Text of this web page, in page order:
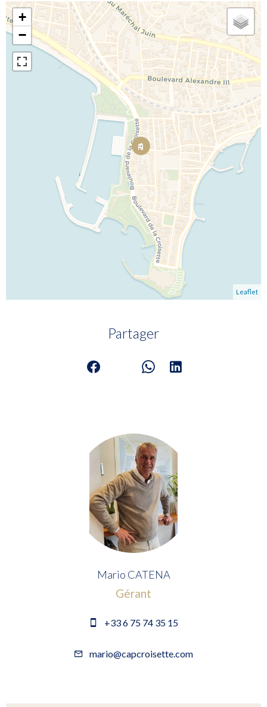
+
−
Leaflet
Partager
Mario CATENA
Gérant
+33 6 75 74 35 15
mario@capcroisette.com